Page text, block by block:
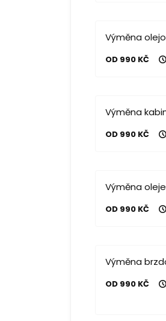
Výměna
OD 990 KČ
Výměna
OD 990 KČ
Výměna
OD 990 KČ
Výměna
OD 990 KČ